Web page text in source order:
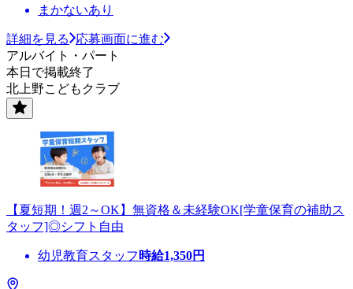
まかないあり
詳細を見る
応募画面に進む
アルバイト・パート
本日で掲載終了
北上野こどもクラブ
【夏短期！週2～OK】無資格＆未経験OK[学童保育の補助ス
タッフ]◎シフト自由
幼児教育スタッフ 時給1,350円